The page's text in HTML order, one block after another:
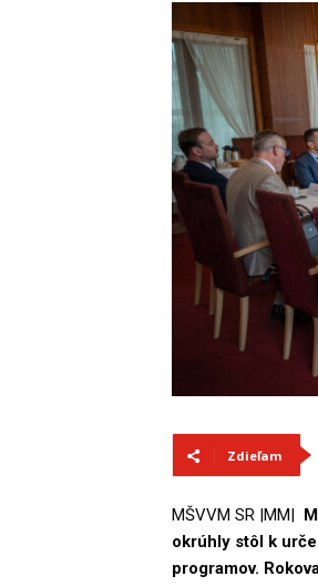
Zdieľam
MŠVVM SR |MM|
okrúhly stôl k
programov.